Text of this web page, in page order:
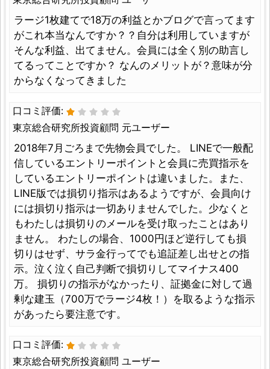
ラージ1枚建てで18万の利益とかブログで言ってます
がこれ本当なんですか？？自分は利用していますが
そんな利益、出てません。会員には全く別の助言し
てるってことですか？ なんのメリットが？意味が分
からなくなってきました
口コミ評価:
東京総合研究所投資顧問 元ユーザー
2018年7月ごろまで先物会員でした。 LINEで一般配
信しているエントリーポイントと会員に売買指示を
しているエントリーポイントは違いました。また、
LINE版では損切り指示はあるようですが、会員向け
には損切り指示は一切ありませんでした。少なくと
もわたしは損切りのメールを受け取ったことはあり
ません。 わたしの場合、1000円ほど逆行しても損
切りはせず、サラ金行ってでも追証差し出せとの指
示。泣く泣く自己判断で損切りしてマイナス400
万。 損切りの指示がなかったり、証拠金に対して過
剰な建玉（700万でラージ4枚！）を取るような指示
があったら要注意です。
口コミ評価:
東京総合研究所投資顧問 ユーザー